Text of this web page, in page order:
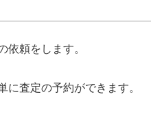
依頼をします。
に査定の予約ができます。